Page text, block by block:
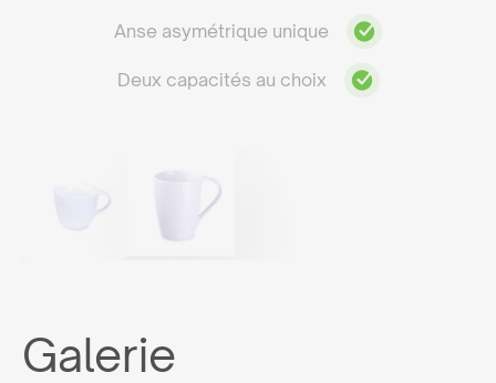
Anse asymétrique unique
Deux capacités au choix
Galerie